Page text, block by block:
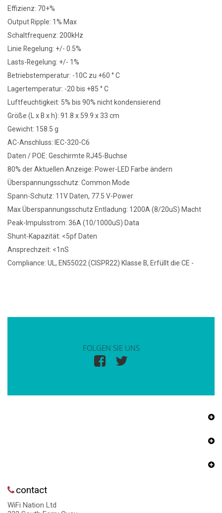
Effizienz: 70+%
Output Ripple: 1% Max
Schaltfrequenz: 200kHz
Linie Regelung: +/- 0.5%
Lasts-Regelung: +/- 1%
Betriebstemperatur: -10C zu +60 ° C
Lagertemperatur: -20 bis +85 ° C
Luftfeuchtigkeit: 5% bis 90% nicht kondensierend
Größe (L x B x h): 91.8 x 59.9 x 33 cm
Gewicht: 158.5 g
AC-Anschluss: IEC-320-C6
Daten / POE: Geschirmte RJ45-Buchse
80% der Aktuellen Anzeige: Power-LED Farbe ändern
Überspannungsschutz: Common Mode
Spann-Schutz: 11V Daten, 77.5 V-Power
Max Überspannungsschutz Entladung: 1200A (8/20uS) Macht
Peak-Impulsstrom: 36A (10/1000uS) Data
Shunt-Kapazität: <5pf Daten
Ansprechzeit: <1nS
Compliance: UL, EN55022 (CISPR22) Klasse B, Erfüllt die CE -
FOLGEN SIE UNS
contact
WiFi Nation Ltd